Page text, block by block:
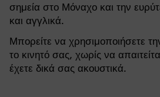
σημεία στο Μόναχο και την
και αγγλικά.
Μπορείτε να χρησιμοποιήσετε
το κινητό σας, χωρίς να
έχετε δικά σας ακουστικά.